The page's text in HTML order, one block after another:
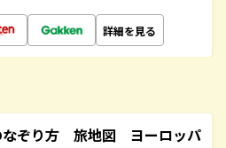
詳細を見る
なぞり方 旅地図 ヨーロッパ